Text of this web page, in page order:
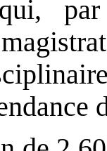
qui,